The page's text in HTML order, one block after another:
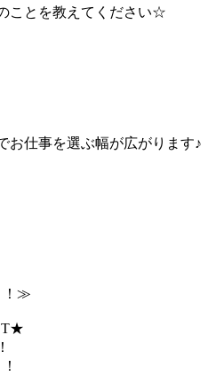
ことを教えてください☆
お仕事を選ぶ幅が広がります♪
！≫